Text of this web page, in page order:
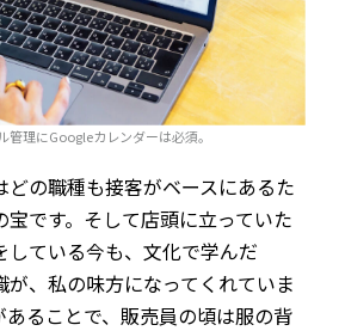
管理にGoogleカレンダーは必須。
の職種も接客がベースにあるた
です。そして店頭に立っていた
している今も、文化で学んだ
が、私の味方になってくれていま
ることで、販売員の頃は服の背